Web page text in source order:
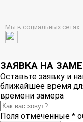
Мы в социальных сетях
ЗАЯВКА НА
Оставьте заявку и
ближайшее время
времени замера
Поля отмеченные *